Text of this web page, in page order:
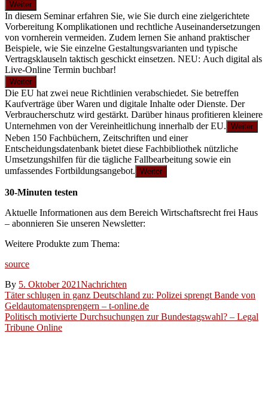
Weiter
In diesem Seminar erfahren Sie, wie Sie durch eine zielgerichtete
Vorbereitung Komplikationen und rechtliche Auseinandersetzungen
von vornherein vermeiden. Zudem lernen Sie anhand praktischer
Beispiele, wie Sie einzelne Gestaltungsvarianten und typische
Vertragsklauseln taktisch geschickt einsetzen. NEU: Auch digital als
Live-Online Termin buchbar!
Weiter
Die EU hat zwei neue Richtlinien verabschiedet. Sie betreffen
Kaufverträge über Waren und digitale Inhalte oder Dienste. Der
Verbraucherschutz wird gestärkt. Darüber hinaus profitieren kleinere
Unternehmen von der Vereinheitlichung innerhalb der EU. Weiter
Neben 150 Fachbüchern, Zeitschriften und einer
Entscheidungsdatenbank bietet diese Fachbibliothek nützliche
Umsetzungshilfen für die tägliche Fallbearbeitung sowie ein
umfassendes Fortbildungsangebot. Weiter
30-Minuten testen
Aktuelle Informationen aus dem Bereich Wirtschaftsrecht frei Haus
– abonnieren Sie unseren Newsletter:
Weitere Produkte zum Thema:
source
By 5. Oktober 2021Nachrichten
Beitragsnavigation
Täter schlugen in ganz Deutschland zu: Polizei sprengt Bande von
Geldautomatensprengern – t-online.de
Politisch motivierte Durchsuchungen zur Bundestagswahl? – Legal
Tribune Online